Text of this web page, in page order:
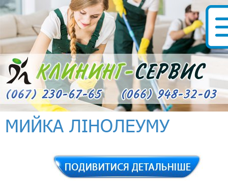
МИЙКА ЛІНОЛЕУМУ